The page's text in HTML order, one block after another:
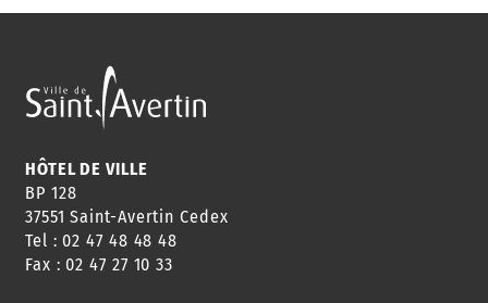
HÔTEL DE VILLE
BP 128
37551 Saint-Avertin Cedex
Tel : 02 47 48 48 48
Fax : 02 47 27 10 33